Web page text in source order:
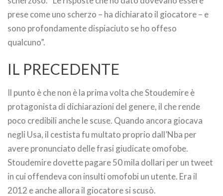
prese come uno scherzo – ha dichiarato il giocatore – e
sono profondamente dispiaciuto se ho offeso
qualcuno”.
IL PRECEDENTE
Il punto è che non è la prima volta che Stoudemire è
protagonista di dichiarazioni del genere, il che rende
poco credibili anche le scuse. Quando ancora giocava
negli Usa, il cestista fu multato proprio dall’Nba per
avere pronunciato delle frasi giudicate omofobe.
Stoudemire dovette pagare 50 mila dollari per un tweet
in cui offendeva con insulti omofobi un utente. Era il
2012 e anche allora il giocatore si scusò.